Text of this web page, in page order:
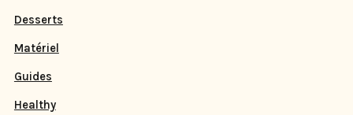
Desserts
Matériel
Guides
Healthy